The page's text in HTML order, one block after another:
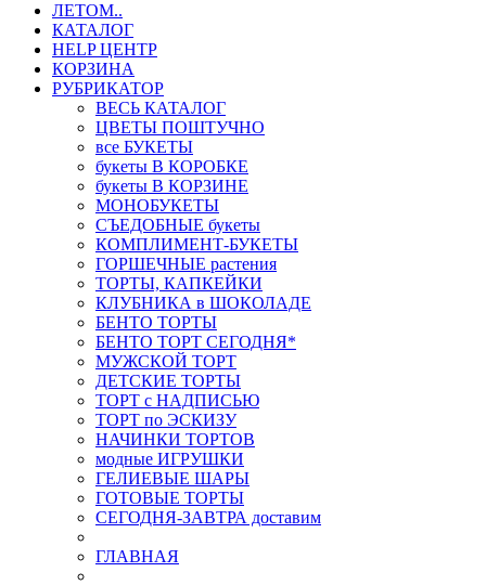
ЛЕТОМ..
КАТАЛОГ
HELP ЦЕНТР
КОРЗИНА
РУБРИКАТОР
ВЕСЬ КАТАЛОГ
ЦВЕТЫ ПОШТУЧНО
все БУКЕТЫ
букеты В КОРОБКЕ
букеты В КОРЗИНЕ
МОНОБУКЕТЫ
СЪЕДОБНЫЕ букеты
КОМПЛИМЕНТ-БУКЕТЫ
ГОРШЕЧНЫЕ растения
ТОРТЫ, КАПКЕЙКИ
КЛУБНИКА в ШОКОЛАДЕ
БЕНТО ТОРТЫ
БЕНТО ТОРТ СЕГОДНЯ*
МУЖСКОЙ ТОРТ
ДЕТСКИЕ ТОРТЫ
ТОРТ с НАДПИСЬЮ
ТОРТ по ЭСКИЗУ
НАЧИНКИ ТОРТОВ
модные ИГРУШКИ
ГЕЛИЕВЫЕ ШАРЫ
ГОТОВЫЕ ТОРТЫ
СЕГОДНЯ-ЗАВТРА доставим
ГЛАВНАЯ